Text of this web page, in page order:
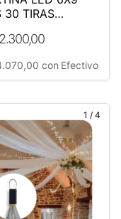
30 TIRAS
con Efectivo
1 / 4